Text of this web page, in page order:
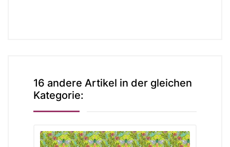
16 andere Artikel in der gleichen
Kategorie: